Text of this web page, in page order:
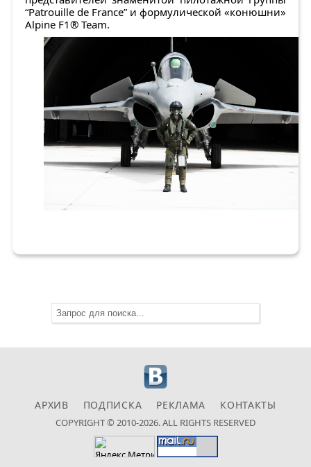
“Patrouille de France” и формулической «конюшни»
Alpine F1® Team.
АРХИВ ПОДПИСКА РЕКЛАМА КОНТАКТЫ
COPYRIGHT © 2010-2026. ALL RIGHTS RESERVED